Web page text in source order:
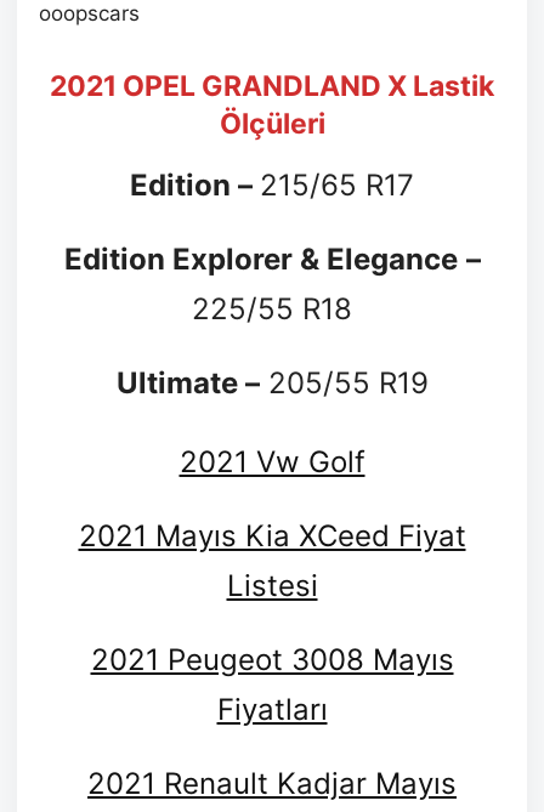
ooopscars
2021 OPEL GRANDLAND X Lastik
Ölçüleri
Edition – 215/65 R17
Edition Explorer & Elegance –
225/55 R18
Ultimate –205/55 R19
2021 Vw Golf
2021 Mayıs Kia XCeed Fiyat
Listesi
2021 Peugeot 3008 Mayıs
Fiyatları
2021 Renault Kadjar Mayıs